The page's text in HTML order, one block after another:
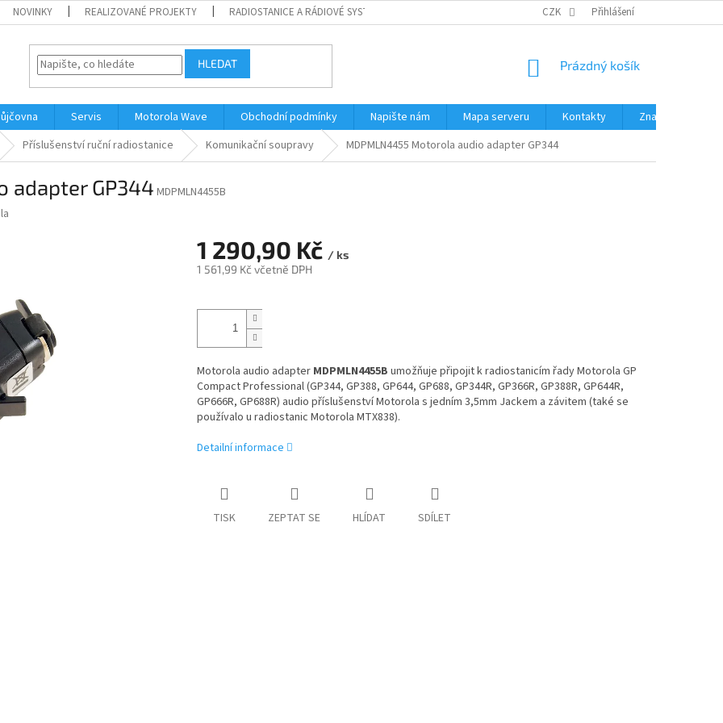
NOVINKY REALIZOVANÉ PROJEKTY RADIOSTANICE A RÁDIOVÉ SYSTÉMY PŘÍSLUŠENSTVÍ RUČNÍ RADIOSTANICE PŮJČOVNA
CZK Přihlášení
HLEDAT
NÁKUPNÍ
Prázdný košík
Servis Motorola Wave Obchodní podmínky Napište nám Mapa serveru Kontakty
Značky
Příslušenství ruční radiostanice Komunikační soupravy MDPMLN4455 Motorola audio adapter GP344
adapter GP344 MDPMLN4455B
1 290,90 Kč / ks
1 561,99 Kč včetně DPH
cena:
Motorola audio adapter MDPMLN4455B umožňuje připojit k radiostanicím řady Motorola GP
Compact Professional (GP344, GP388, GP644, GP688, GP344R, GP366R, GP388R, GP644R,
GP666R, GP688R) audio příslušenství Motorola s jedním 3,5mm Jackem a závitem (také se
používalo u radiostanic Motorola MTX838).
Detailní informace
TISK ZEPTAT SE HLÍDAT SDÍLET